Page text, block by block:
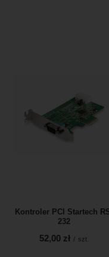
Kontroler PCI Startech
232
52,00 zł / szt.